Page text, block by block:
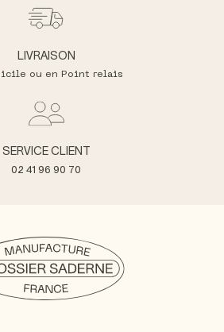
LIVRAISON
ou en Point relais
SERVICE CLIENT
02 41 96 90 70